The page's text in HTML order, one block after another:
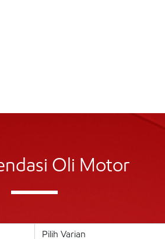
Oli Motor